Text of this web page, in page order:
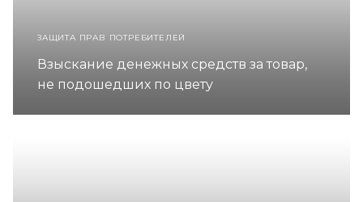
ЗАЩИТА ПРАВ ПОТРЕБИТЕЛЕЙ
Взыскание денежных средств за товар,
не подошедших по цвету